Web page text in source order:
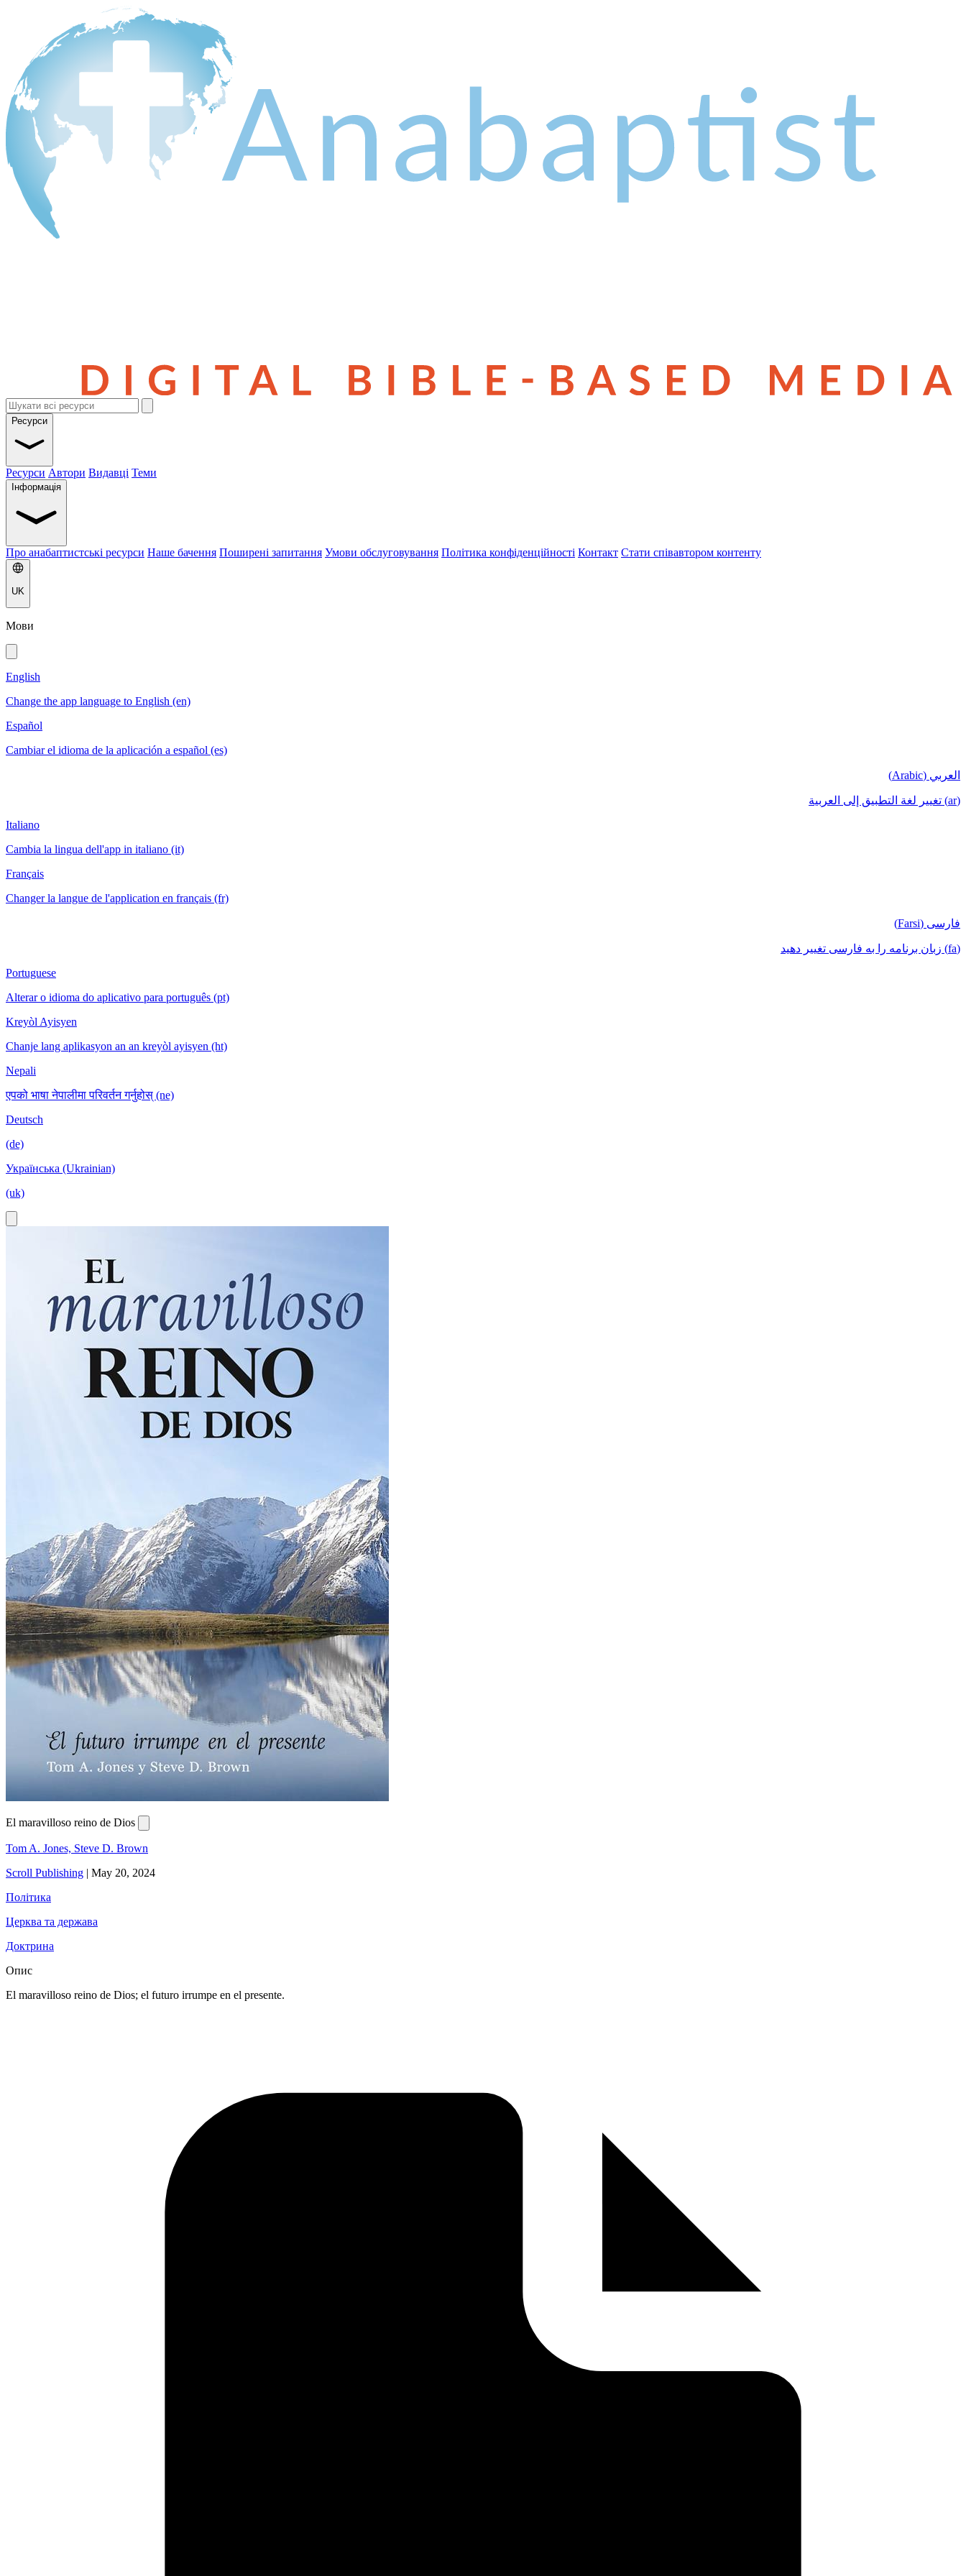
Ресурси
Ресурси Автори Видавці Теми
Інформація
Про анабаптистські ресурси Наше бачення Поширені запитання Умови обслуговування Політика конфіденційності Контакт Стати співавтором контенту
UK
Мови
English
Change the app language to English (en)
Español
Cambiar el idioma de la aplicación a español (es)
العربي (Arabic)
(ar) تغيير لغة التطبيق إلى العربية
Italiano
Cambia la lingua dell'app in italiano (it)
Français
Changer la langue de l'application en français (fr)
فارسی (Farsi)
(fa) زبان برنامه را به فارسی تغییر دهید
Portuguese
Alterar o idioma do aplicativo para português (pt)
Kreyòl Ayisyen
Chanje lang aplikasyon an an kreyòl ayisyen (ht)
Nepali
एपको भाषा नेपालीमा परिवर्तन गर्नुहोस् (ne)
Deutsch
(de)
Українська (Ukrainian)
(uk)
El maravilloso reino de Dios
Tom A. Jones, Steve D. Brown
Scroll Publishing | May 20, 2024
Політика
Церква та держава
Доктрина
Опис
El maravilloso reino de Dios; el futuro irrumpe en el presente.